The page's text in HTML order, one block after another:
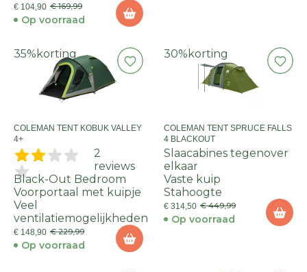
€ 104,90 € 169,99
Op voorraad
35% korting
COLEMAN TENT KOBUK VALLEY
4+
2
reviews
Black-Out Bedroom
Voorportaal met kuipje
Veel
ventilatiemogelijkheden
€ 148,90 € 229,99
Op voorraad
30% korting
COLEMAN TENT SPRUCE FALLS
4 BLACKOUT
Slaacabines tegenover
elkaar
Vaste kuip
Stahoogte
€ 314,50 € 449,99
Op voorraad